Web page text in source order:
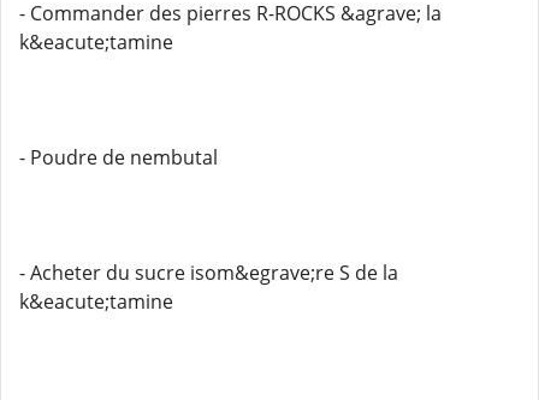
- Commander des pierres R-ROCKS &agrave; la
k&eacute;tamine
- Poudre de nembutal
- Acheter du sucre isom&egrave;re S de la
k&eacute;tamine